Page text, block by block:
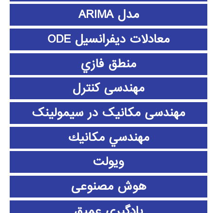
مدل ARIMA
معادلات دیفرانسیل ODE
منطق فازي
مهندسی کنترل
مهندسی مکانیک در سیمولینک
مهندسي مكانيك
ویولت
هوش مصنوعی